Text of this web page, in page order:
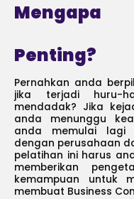
Penting?
Pernahkan anda
jika terjadi huru-
mendadak? Jika
anda menunggu
anda memulai lagi
dengan perusahaan
pelatihan ini harus
memberikan
kemampuan untuk
membuat Business